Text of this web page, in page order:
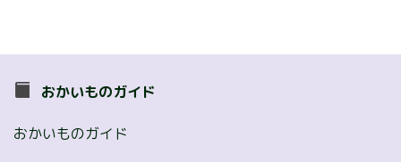
おかいものガイド
おかいものガイド